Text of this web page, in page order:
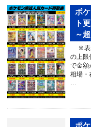
ポ
ト
～
※表
の上限
で金額
相場・
…
ポ